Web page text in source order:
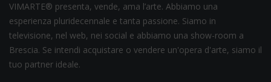
VIMARTE® presenta, vende, ama l’arte. Abbiamo una
esperienza pluridecennale e tanta passione. Siamo in
televisione, nel web, nei social e abbiamo una show-room a
Brescia. Se intendi acquistare o vendere un'opera d'arte, siamo il
tuo partner ideale.